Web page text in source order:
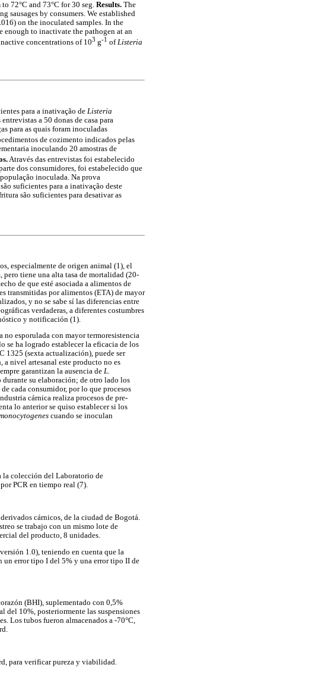
72°C and 73°C for 30 seg. Results. The
sausages by consumers. We established
on the inoculated samples. In the
enough to inactivate the pathogen at an
concentrations of 103 g-1 ofListeria
para a inativação de Listeria
a 50 donas de casa para
para as quais foram inoculadas
de cozimento indicados pelas
inoculando 20 amostras de
Através das entrevistas foi estabelecido
dos consumidores, foi estabelecido que
inoculada. Na prova
suficientes para a inativação deste
são suficientes para desativar as
especialmente de origen animal (1), el
pero tiene una alta tasa de mortalidad (20-
de que esté asociada a alimentos de
transmitidas por alimentos (ETA) de mayor
y no se sabe sí las diferencias entre
verdaderas, a diferentes costumbres
y notificación (1).
esporulada con mayor termoresistencia
se ha logrado establecer la eficacia de los
1325 (sexta actualización), puede ser
nivel artesanal este producto no es
garantizan la ausencia de L.
su elaboración; de otro lado los
cada consumidor, por lo que procesos
cárnica realiza procesos de pre-
lo anterior se quiso establecer si los
cuando se inoculan
la colección del Laboratorio de
PCR en tiempo real (7).
cárnicos, de la ciudad de Bogotá.
se trabajo con un mismo lote de
del producto, 8 unidades.
1.0), teniendo en cuenta que la
un error tipo I del 5% y una error tipo II de
(BHI), suplementado con 0,5%
del 10%, posteriormente las suspensiones
Los tubos fueron almacenados a -70°C,
para verificar pureza y viabilidad.